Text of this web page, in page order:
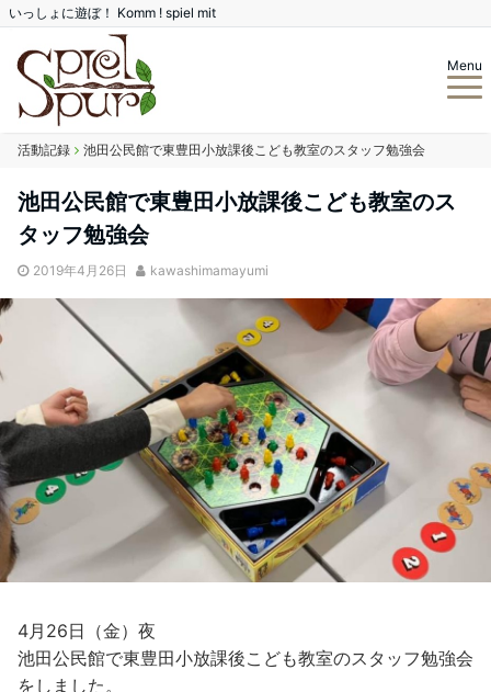
いっしょに遊ぼ！ Komm ! spiel mit
Menu
活動記録 池田公民館で東豊田小放課後こども教室のスタッフ勉強会
池田公民館で東豊田小放課後こども教室のス
タッフ勉強会
2019年4月26日 kawashimamayumi
4月26日（金）夜
池田公民館で東豊田小放課後こども教室のスタッフ勉強会
をしました。